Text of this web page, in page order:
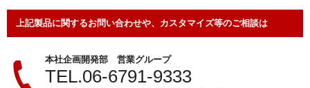
上記製品に関するお問い合わせや、カスタマイズ等のご相談は
本社企画開発部 営業グループ
TEL.06-6791-9333